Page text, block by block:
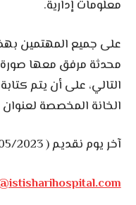
معلومات إدارية.
على جميع المهتمين
محدثة مرفق معها صورة
التالي، على أن يتم
الخانة المخصصة لعنوان
آخر يوم نقديم ( 31/05/2023)